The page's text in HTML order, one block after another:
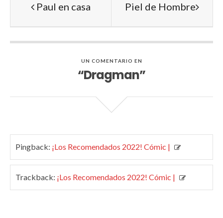
Paul en casa Piel de Hombre
UN COMENTARIO EN
“Dragman”
Pingback: ¡Los Recomendados 2022! Cómic |
Trackback: ¡Los Recomendados 2022! Cómic |